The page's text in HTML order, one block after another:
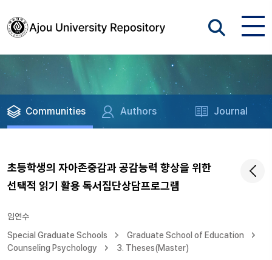
Communities Authors Journal
초등학생의 자아존중감과 공감능력 향상을 위한
선택적 읽기 활용 독서집단상담프로그램
임연수
Special Graduate Schools
Graduate School of Education
Counseling Psychology
3. Theses(Master)